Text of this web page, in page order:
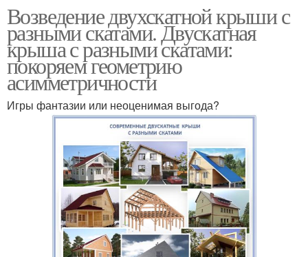
Возведение двухскатной крыши с
разными скатами. Двускатная
крыша с разными скатами:
покоряем геометрию
асимметричности
Игры фантазии или неоценимая выгода?